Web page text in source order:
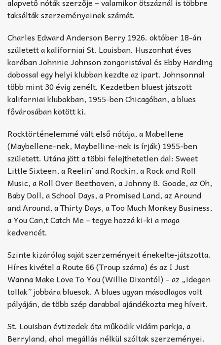
taksálták szerzeményeinek számát.
Charles Edward Anderson Berry 1926. október 18-án
született a kaliforniai St. Louisban. Huszonhat éves
korában Johnnie Johnson zongoristával és Ebby Harding
dobossal egy helyi klubban kezdte az ipart. Johnsonnal
több mint 30 évig zenélt. Kezdetben bluest játszott
kaliforniai klubokban, 1955-ben Chicagóban, a blues
fővárosában kötött ki.
Rocktörténelemmé vált első nótája, a Mabellene
(Maybellene-nek, Maybelline-nek is írják) 1955-ben
született. Utána jött a többi felejthetetlen dal: Sweet
Little Sixteen, a Reelin’ and Rockin, a Rock and Roll
Music, a Roll Over Beethoven, a Johnny B. Goode, az Oh,
Baby Doll, a School Days, a Promised Land, az Around
and Around, a Thirty Days, a Too Much Monkey Business,
a You Can,t Catch Me – tegye hozzá ki-ki a maga
kedvencét.
Szinte kizárólag saját szerzeményeit énekelte-játszotta.
Híres kivétel a Route 66 (Troup száma) és az I Just
Wanna Make Love To You (Willie Dixontól) – az „idegen
tollak” jobbára bluesok. A blues ugyan másodlagos volt
pályáján, de több szép darabbal ajándékozta meg híveit.
St. Louisban évtizedek óta működik vidám parkja, a
Berryland, ahol megállás nélkül szóltak szerzeményei.